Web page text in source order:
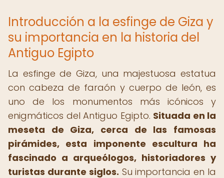
Introducción a la esfinge de Giza y
su importancia en la historia del
Antiguo Egipto
La esfinge de Giza, una majestuosa estatua
con cabeza de faraón y cuerpo de león, es
uno de los monumentos más icónicos y
enigmáticos del Antiguo Egipto. Situada en la
meseta de Giza, cerca de las famosas
pirámides, esta imponente escultura ha
fascinado a arqueólogos, historiadores y
turistas durante siglos. Su importancia en la